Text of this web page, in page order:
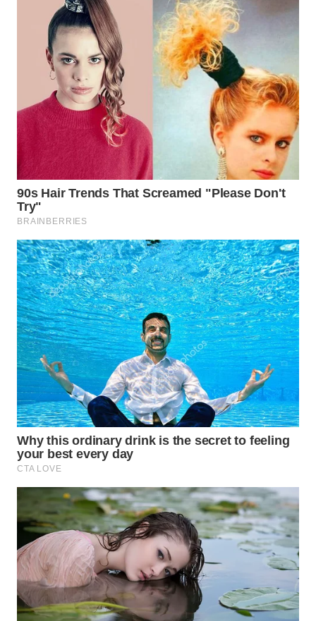
TAPANULI
SELATAN
WN
TANJUNG
LESUNG
KARO
WN
SIMALUNGUN
WN
LABUHANBATU
WN
TAPANULI
TENGAH
WN DELI
SERDANG
WN
TEBING
TINGGI
PAKPAK
WN
KARAWANG
WN
BEKASI